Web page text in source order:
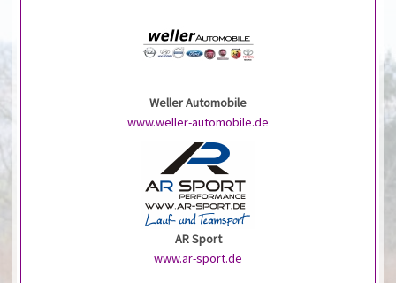
Weller Automobile
www.weller-automobile.de
AR Sport
www.ar-sport.de